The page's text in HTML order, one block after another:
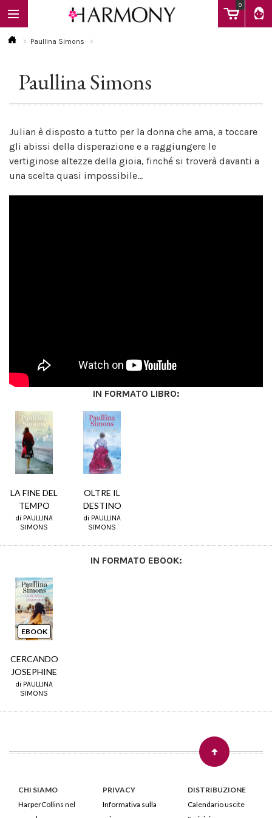
0
EBOOK
Calendario
Paullina Simons
Paullina Simons
Julian è disposto a tutto per la donna che ama, a toccare
gli abissi della disperazione e a raggiungere le
vertiginose altezze della gioia, finché si troverà davanti a
una scelta quasi impossibile...
IN FORMATO LIBRO:
LA FINE DEL
TEMPO
di PAULLINA
SIMONS
OLTRE IL
DESTINO
di PAULLINA
SIMONS
IN FORMATO EBOOK:
EBOOK
CERCANDO
JOSEPHINE
di PAULLINA
SIMONS
CHI SIAMO
HarperCollins nel
PRIVACY
Informativa sulla
DISTRIBUZIONE
Calendario uscite